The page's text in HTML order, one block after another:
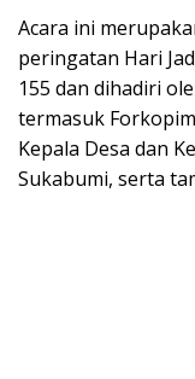
Acara ini
peringatan Hari
155 dan dihadiri
termasuk
Kepala Desa dan
Sukabumi, serta